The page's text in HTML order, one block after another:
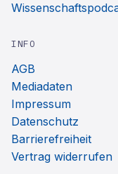
INFO
AGB
Mediadaten
Impressum
Datenschutz
Barrierefreiheit
Vertrag widerrufen